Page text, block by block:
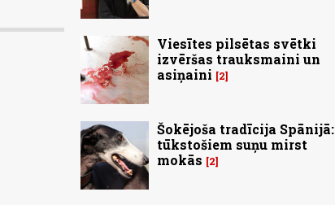
Viesītes pilsētas svētki
izvēršas trauksmaini un
asiņaini
2
Šokējoša tradīcija Spānijā:
tūkstošiem suņu mirst
mokās
2